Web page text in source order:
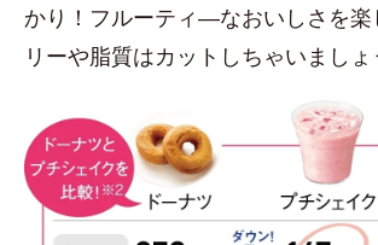
かり！フルーティ―なおいしさを楽
リーや脂質はカットしちゃいましょ